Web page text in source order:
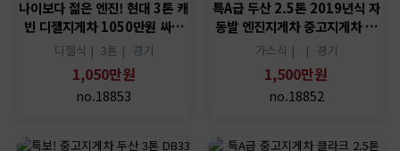
나이보다 젊은 엔진! 현대 3톤 캐
빈 디젤지게차 1050만원 싸…
디젤식 | 3톤 | 경기
1,050만원
no.18853
특A급 두산 2.5톤 2019년식 자
동발 엔진지게차 중고지게차 …
가스식 | | 경기
1,500만원
no.18852